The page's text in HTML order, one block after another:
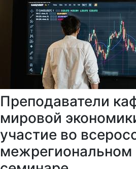
Преподаватели
мировой
участие во
межрегиональном
семинаре